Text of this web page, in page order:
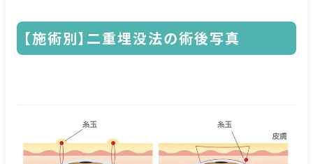
【施術別】二重埋没法の術後写真